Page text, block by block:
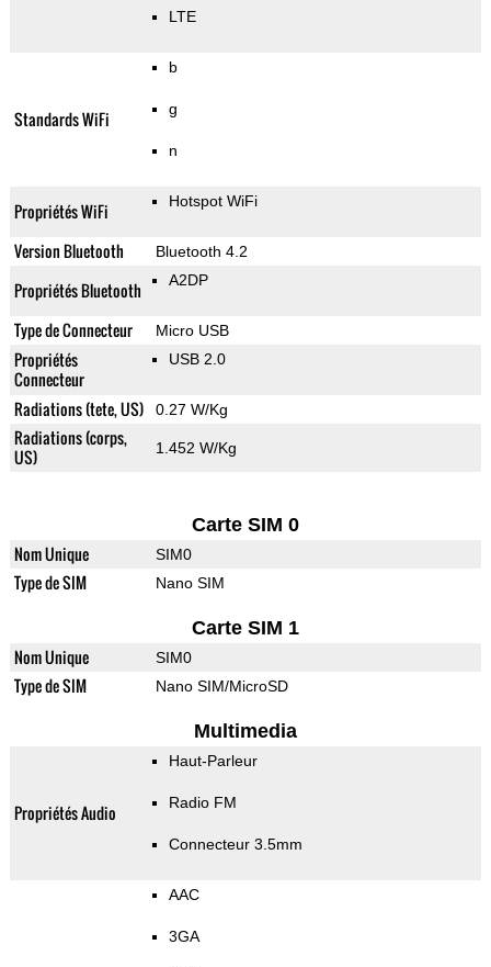
LTE
Standards WiFi
b
g
n
Propriétés WiFi Hotspot WiFi
Version Bluetooth Bluetooth 4.2
Propriétés Bluetooth A2DP
Type de Connecteur Micro USB
Propriétés
Connecteur
USB 2.0
Radiations (tete, US) 0.27 W/Kg
Radiations (corps,
US)
1.452 W/Kg
Carte SIM 0
Nom Unique SIM0
Type de SIM Nano SIM
Carte SIM 1
Nom Unique SIM0
Type de SIM Nano SIM/MicroSD
Multimedia
Propriétés Audio
Haut-Parleur
Radio FM
Connecteur 3.5mm
AAC
3GA